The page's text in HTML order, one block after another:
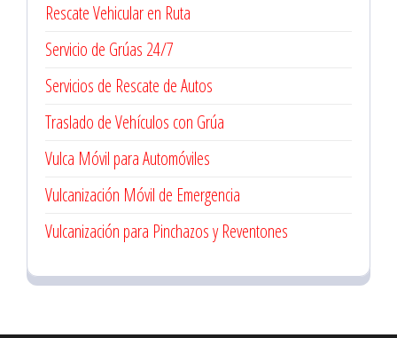
Rescate Vehicular en Ruta
Servicio de Grúas 24/7
Servicios de Rescate de Autos
Traslado de Vehículos con Grúa
Vulca Móvil para Automóviles
Vulcanización Móvil de Emergencia
Vulcanización para Pinchazos y Reventones